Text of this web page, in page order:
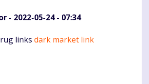
- 2022-05-24 - 07:34
links dark market link